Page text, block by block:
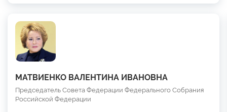
МАТВИЕНКО ВАЛЕНТИНА ИВАНОВНА
Председатель Совета Федерации Федерального Собрания
Российской Федерации